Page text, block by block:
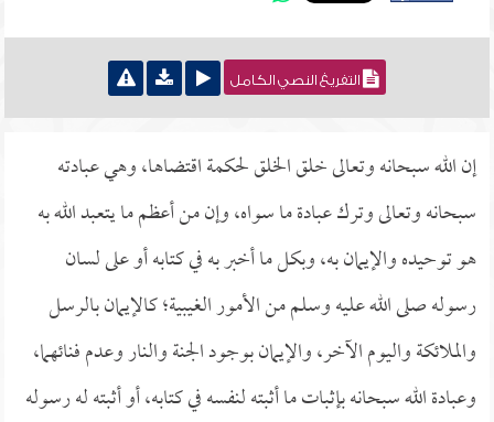
التفريغ النصي الكامل
إن الله سبحانه وتعالى خلق الخلق لحكمة اقتضاها، وهي عبادته
سبحانه وتعالى وترك عبادة ما سواه، وإن من أعظم ما يتعبد الله به
هو توحيده والإيمان به، وبكل ما أخبر به في كتابه أو على لسان
رسوله صلى الله عليه وسلم من الأمور الغيبية؛ كالإيمان بالرسل
والملائكة واليوم الآخر، والإيمان بوجود الجنة والنار وعدم فنائهما،
وعبادة الله سبحانه بإثبات ما أثبته لنفسه في كتابه، أو أثبته له رسوله